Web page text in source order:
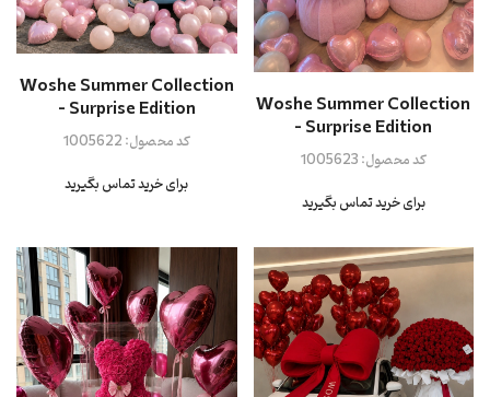
Woshe Summer Collection
- Surprise Edition
برای خرید تماس بگیرید
کد محصول:1005623
Woshe Summer Collection
- Surprise Edition
برای خرید تماس بگیرید
کد محصول:1005622